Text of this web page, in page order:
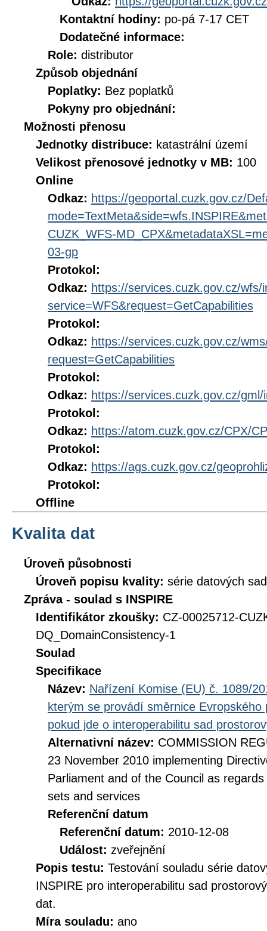
Kontaktní hodiny: po-pá 7-17 CET
Dodatečné informace:
Role: distributor
Způsob objednání
Poplatky: Bez poplatků
Pokyny pro objednání:
Možnosti přenosu
Jednotky distribuce: katastrální území
Velikost přenosové jednotky v MB: 100
Online
Odkaz: https://geoportal.cuzk.gov.cz/
CUZK_WFS-
03-gp
Protokol:
Odkaz: https://services.cuzk.gov.cz/
service=WFS&request=GetCapabilities
Protokol:
Odkaz: https://services.cuzk.gov.cz/
request=GetCapabilities
Protokol:
Odkaz: https://services.cuzk.gov.cz/
Protokol:
Odkaz: https://atom.cuzk.gov.cz/CPX/
Protokol:
Odkaz: https://ags.cuzk.gov.cz/
Protokol:
Offline
Kvalita dat
Úroveň působnosti
Úroveň popisu kvality: série datových sad
Zpráva - soulad s INSPIRE
Identifikátor zkoušky: CZ-00025712-
DQ_DomainConsistency-1
Soulad
Specifikace
Název: Nařízení Komise (EU) č. 1089/
kterým se provádí směrnice
pokud jde o interoperabilitu sad
Alternativní název: COMMISSION
23 November 2010 implementing
Parliament and of the Council as
sets and services
Referenční datum
Referenční datum: 2010-12-08
Událost: zveřejnění
Popis testu: Testování souladu série
INSPIRE pro interoperabilitu sad
dat.
Míra souladu: ano